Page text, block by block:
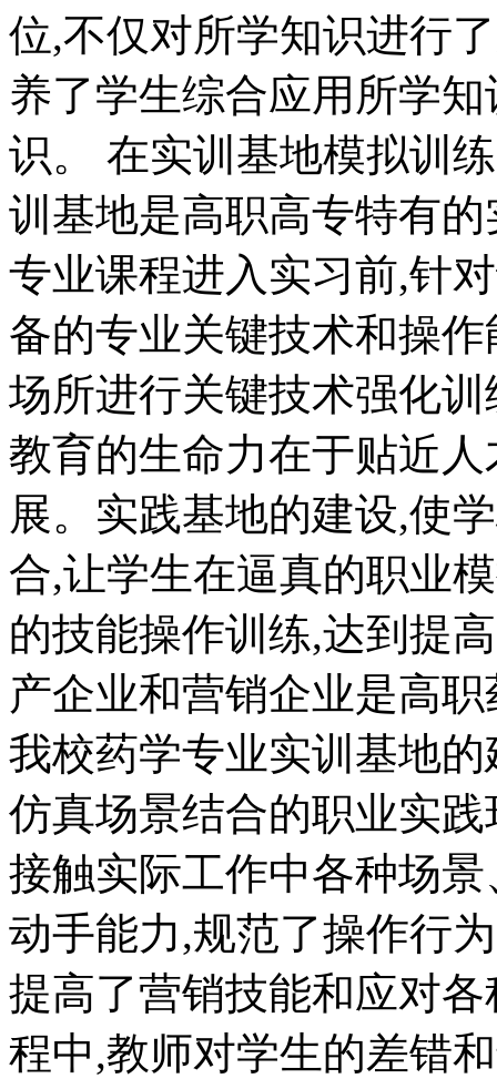
位,不仅对所学知识进行
养了学生综合应用所学
识。 在实训基地模拟训
训基地是高职高专特有
专业课程进入实习前,针
备的专业关键技术和操
场所进行关键技术强化
教育的生命力在于贴近
展。实践基地的建设,使
合,让学生在逼真的职业
的技能操作训练,达到提
产企业和营销企业是高
我校药学专业实训基地
仿真场景结合的职业实
接触实际工作中各种场
动手能力,规范了操作行
提高了营销技能和应对
程中,教师对学生的差错